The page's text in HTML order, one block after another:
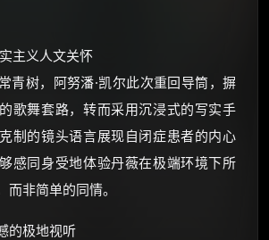
主义人文关怀
青树，阿努潘·凯尔此次重回导筒，摒
歌舞套路，转而采用沉浸式的写实手
制的镜头语言展现自闭症患者的内心
感同身受地体验丹薇在极端环境下所
非简单的同情。
的极地视听